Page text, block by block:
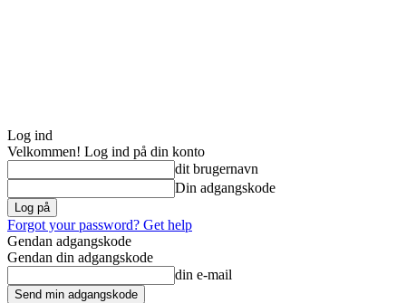
Log ind
Velkommen! Log ind på din konto
dit brugernavn
Din adgangskode
Forgot your password? Get help
Gendan adgangskode
Gendan din adgangskode
din e-mail